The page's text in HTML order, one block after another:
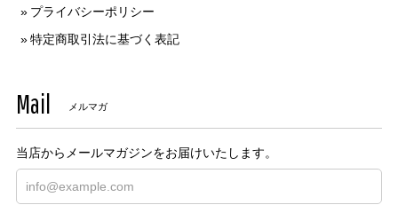
プライバシーポリシー
特定商取引法に基づく表記
Mail メルマガ
当店からメールマガジンをお届けいたします。